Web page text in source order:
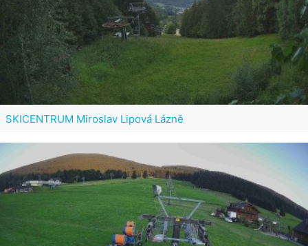
SKICENTRUM Miroslav Lipová Lázně